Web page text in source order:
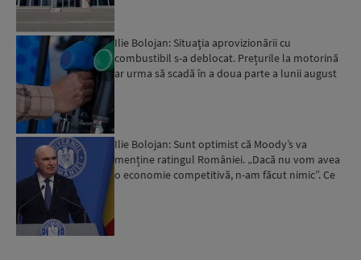
Ilie Bolojan: Situaţia aprovizionării cu
combustibil s-a deblocat. Prețurile la motorină
ar urma să scadă în a doua parte a lunii august
Ilie Bolojan: Sunt optimist că Moody’s va
menține ratingul României. „Dacă nu vom avea
o economie competitivă, n-am făcut nimic”. Ce